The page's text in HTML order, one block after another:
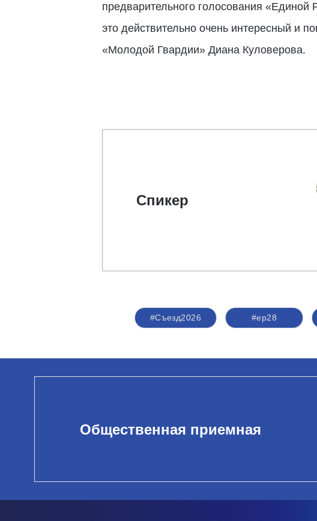
предварительного голосования
это действительно очень интересный и
«Молодой Гвардии» Диана Куловерова.
Спикер
#Съезд2026 #ер28
Общественная приемная